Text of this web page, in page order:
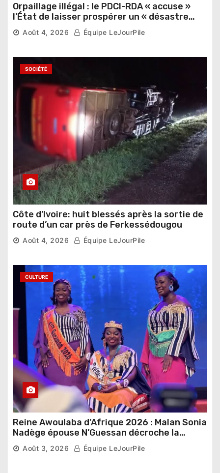
Orpaillage illégal : le PDCI-RDA « accuse »
l’État de laisser prospérer un « désastre
national »
Août 4, 2026 Équipe LeJourPile
SOCIÉTÉ
Côte d’Ivoire: huit blessés après la sortie de
route d’un car près de Ferkessédougou
Août 4, 2026 Équipe LeJourPile
CULTURE
Reine Awoulaba d’Afrique 2026 : Malan Sonia
Nadège épouse N’Guessan décroche la
couronne
Août 3, 2026 Équipe LeJourPile